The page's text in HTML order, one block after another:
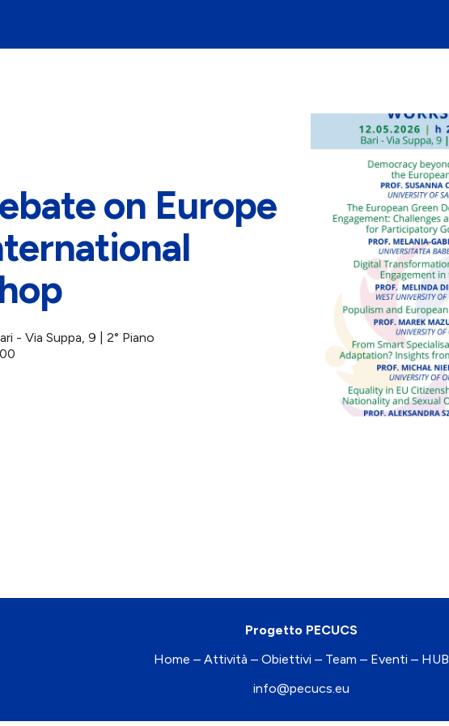
on Europe
- Via Suppa, 9 | 2° Piano
Progetto PECUCS
Home – Attività – Obiettivi – Team – Eventi – HUB
info@pecucs.eu